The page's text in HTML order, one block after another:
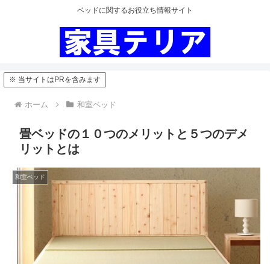
ベッドに関するお役立ち情報サイト
※ 当サイトはPRを含みます
ホーム 和室ベッド
畳ベッドの１０つのメリットと５つのデメ
リットとは
和室ベッド